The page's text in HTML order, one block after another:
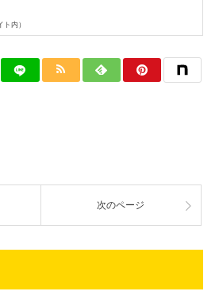
内）
次のページ